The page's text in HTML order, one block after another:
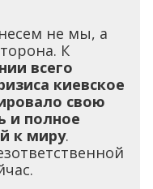
не мы, а
К
всего
киевское
свою
и полное
к миру.